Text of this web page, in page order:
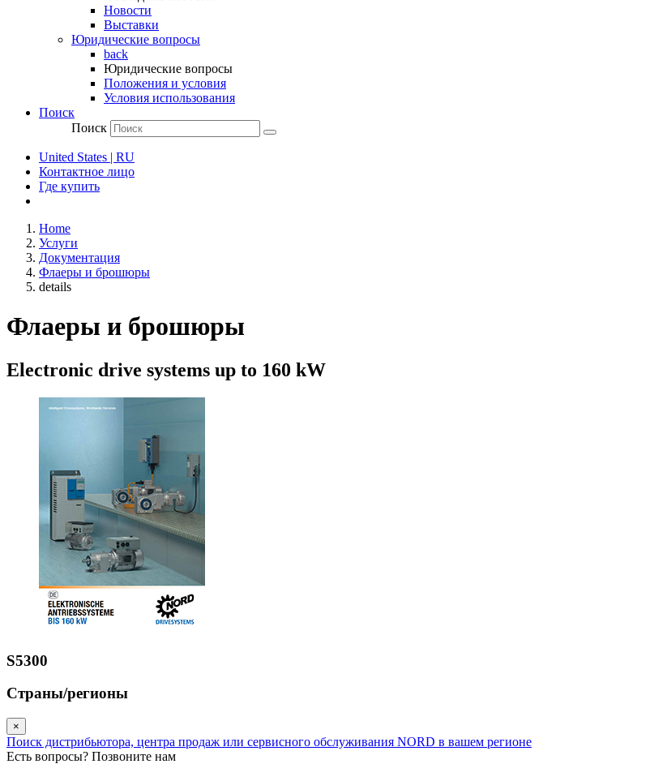
Новости
Выставки
Юридические вопросы
back
Юридические вопросы
Положения и условия
Условия использования
Поиск
Поиск
United States | RU
Контактное лицо
Где купить
Home
Услуги
Документация
Флаеры и брошюры
details
Флаеры и брошюры
Electronic drive systems up to 160 kW
S5300
Страны/регионы
×
Поиск дистрибьютора, центра продаж или сервисного обслуживания NORD в вашем регионе
Есть вопросы? Позвоните нам